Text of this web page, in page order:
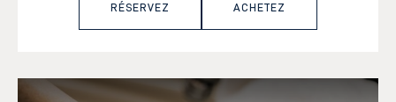
RÉSERVEZ ACHETEZ